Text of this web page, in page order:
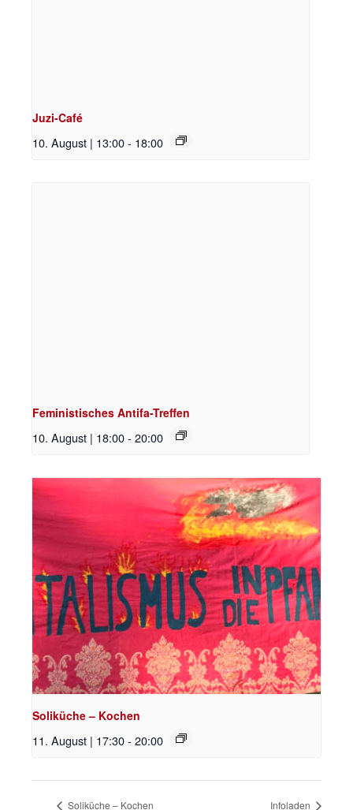
Juzi-Café
10. August | 13:00- 18:00
Feministisches Antifa-Treffen
10. August | 18:00- 20:00
Soliküche – Kochen
11. August | 17:30- 20:00
Soliküche – Kochen Infoladen